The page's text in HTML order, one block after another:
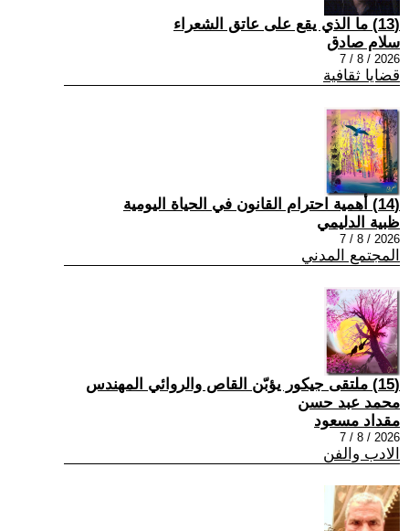
(13) ما الذي يقع على عاتق الشعراء
سلام صادق
2026 / 8 / 7
قضايا ثقافية
(14) أهمية احترام القانون في الحياة اليومية
ظبية الدليمي
2026 / 8 / 7
المجتمع المدني
(15) ملتقى جيكور يؤبّن القاص والروائي المهندس
محمد عبد حسن
مقداد مسعود
2026 / 8 / 7
الادب والفن